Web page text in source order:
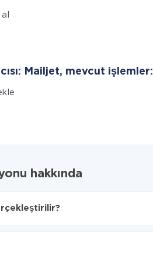
Mailjet, mevcut işlemler:
hakkında